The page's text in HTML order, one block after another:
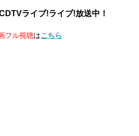
ライブ!ライブ!放送中！
フル視聴はこちら